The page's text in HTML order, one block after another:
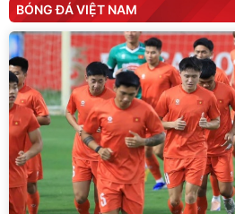
BÓNG ĐÁ VIỆT NAM